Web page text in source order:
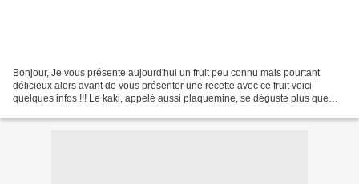
Bonjour, Je vous présente aujourd'hui un fruit peu connu mais pourtant
délicieux alors avant de vous présenter une recette avec ce fruit voici
quelques infos !!! Le kaki, appelé aussi plaquemine, se déguste plus que